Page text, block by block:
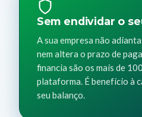
Sem endividar o
A sua empresa não
nem altera o prazo de
financia são os mais de
plataforma. É benefício à
seu balanço.